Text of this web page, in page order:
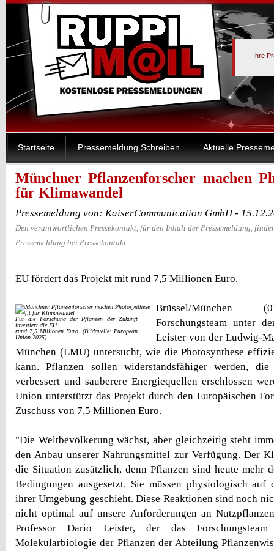
Ihre
Startseite Pressemeldung Schreiben Aktuelle
Münchner Pflanzenforscher machen
für Klimawandel
Pressemeldung von: KaiserCommunication GmbH -
Den verantwortlichen Pressekontakt, für den Inhalt der Pressemeldung,
Pressemeldung bei Pressekontakt.
EU fördert das Projekt mit rund 7,5 Millionen Euro.
Für die Forschung der Pflanzen der Zukunft
investiert die EU
rund 7,5 Millionen Euro. (Bildquelle: European
Union 2025)
Brüssel/München
Forschungsteam unter
Leister von der Ludwig-
München (LMU) untersucht, wie die Photosynthese
kann. Pflanzen sollen widerstandsfähiger werden, die
verbessert und sauberere Energiequellen erschlossen
Union unterstützt das Projekt durch den Europäischen
Zuschuss von 7,5 Millionen Euro.
"Die Weltbevölkerung wächst, aber gleichzeitig steht
den Anbau unserer Nahrungsmittel zur Verfügung. Der
die Situation zusätzlich, denn Pflanzen sind heute mehr
Bedingungen ausgesetzt. Sie müssen physiologisch auf
ihrer Umgebung geschieht. Diese Reaktionen sind noch
nicht optimal auf unsere Anforderungen an
Professor Dario Leister, der das
Molekularbiologie der Pflanzen der Abteilung